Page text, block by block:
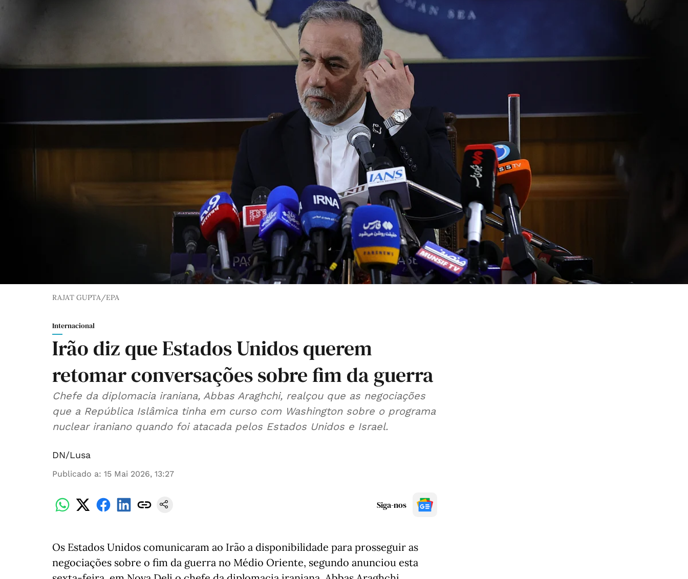
RAJAT GUPTA/EPA
Internacional
Irão diz que Estados Unidos querem
retomar conversações sobre fim da guerra
Chefe da diplomacia iraniana, Abbas Araghchi, realçou que as negociações
que a República Islâmica tinha em curso com Washington sobre o programa
nuclear iraniano quando foi atacada pelos Estados Unidos e Israel.
DN/Lusa
Publicado a: 15 Mai 2026, 13:27
Siga-nos
Os Estados Unidos comunicaram ao Irão a disponibilidade para prosseguir as
negociações sobre o fim da guerra no Médio Oriente, segundo anunciou esta